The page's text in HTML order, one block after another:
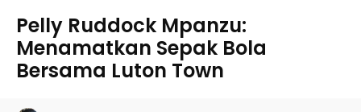
Pelly Ruddock Mpanzu:
Menamatkan Sepak Bola
Bersama Luton Town